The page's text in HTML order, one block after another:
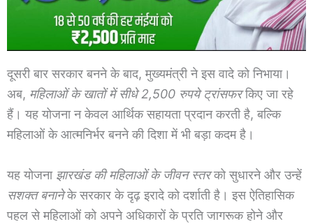
दूसरी बार सरकार बनने के बाद, मुख्यमंत्री ने इस वादे को निभाया।
अब, महिलाओं के खातों में सीधे 2,500 रुपये ट्रांसफरकिए जा रहे
हैं। यह योजना न केवल आर्थिक सहायता प्रदान करती है, बल्कि
महिलाओं के आत्मनिर्भर बनने की दिशा में भी बड़ा कदम है।
यह योजना झारखंड की महिलाओं के जीवन स्तरको सुधारने और उन्हें
सशक्त बनानेके सरकार के दृढ़ इरादे को दर्शाती है। इस ऐतिहासिक
पहल से महिलाओं को अपने अधिकारों के प्रति जागरूक होने और